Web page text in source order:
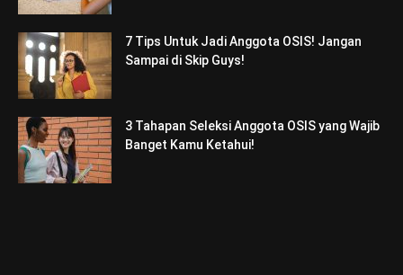
7 Tips Untuk Jadi Anggota OSIS! Jangan
Sampai di Skip Guys!
3 Tahapan Seleksi Anggota OSIS yang Wajib
Banget Kamu Ketahui!